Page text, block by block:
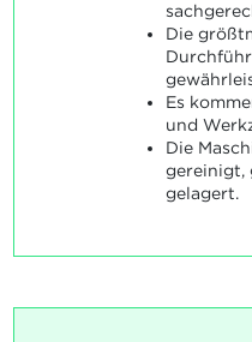
Die
Es
und
Die
gereinigt,
gelagert.